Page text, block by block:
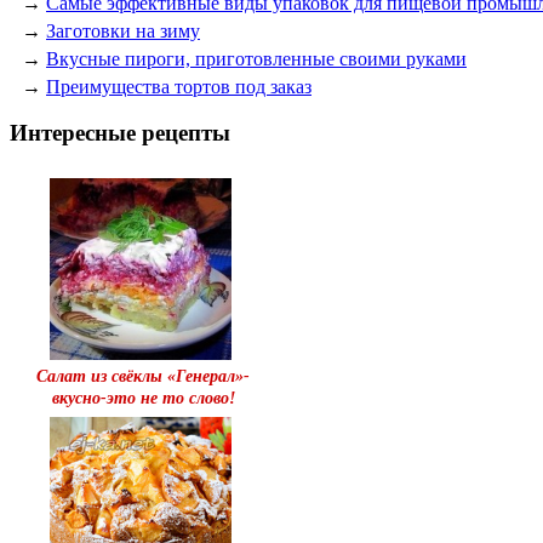
→ Заготовки на зиму
→ Вкусные пироги, приготовленные своими руками
→ Преимущества тортов под заказ
Интересные рецепты
Салат из свёклы «Генерал»-
вкусно-это не то слово!